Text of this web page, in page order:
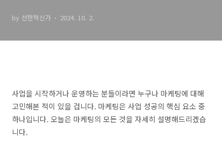
by 선한혁신가 2024. 10. 2.
사업을 시작하거나 운영하는 분들이라면 누구나 마케팅에 대해
고민해본 적이 있을 겁니다. 마케팅은 사업 성공의 핵심 요소 중
하나입니다. 오늘은 마케팅의 모든 것을 자세히 설명해드리겠습
니다.